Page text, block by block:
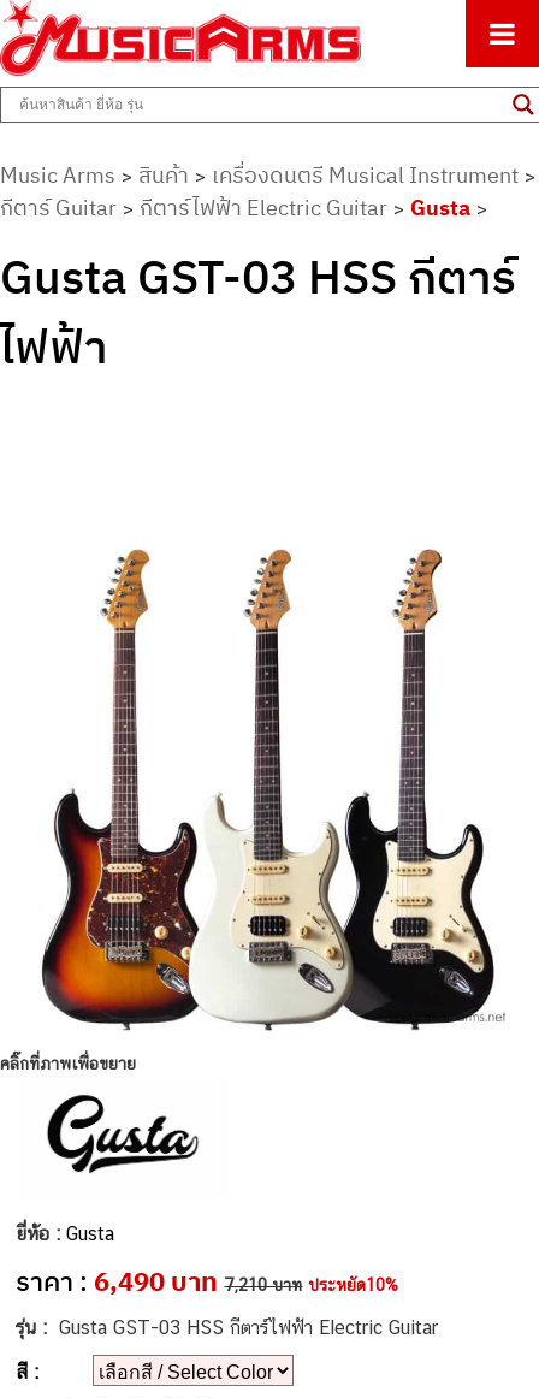
Music Arms
ศูนย์รวมครื่องดนตรีทุกชนิด ตั้งแต่เริ่มต้นถึงมืออาชีพ
Music Arms > สินค้า > เครื่องดนตรี Musical Instrument >
กีตาร์ Guitar > กีตาร์ไฟฟ้า Electric Guitar > Gusta >
Gusta GST-03 HSS กีตาร์
ไฟฟ้า
คลิ๊กที่ภาพเพื่อขยาย
ยี่ห้อ :Gusta
ราคา : 6,490 บาท 7,210 บาท ประหยัด10%
รุ่น :Gusta GST-03 HSS กีตาร์ไฟฟ้า Electric Guitar
สี :